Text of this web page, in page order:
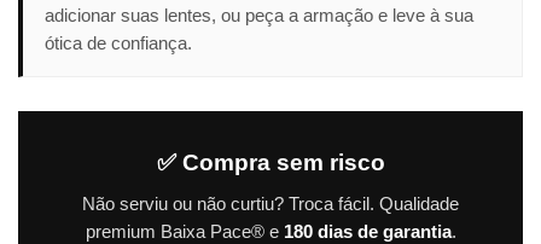
adicionar suas lentes, ou peça a armação e leve à sua
ótica de confiança.
✅ Compra sem risco
Não serviu ou não curtiu? Troca fácil. Qualidade
premium Baixa Pace® e 180 dias de garantia.